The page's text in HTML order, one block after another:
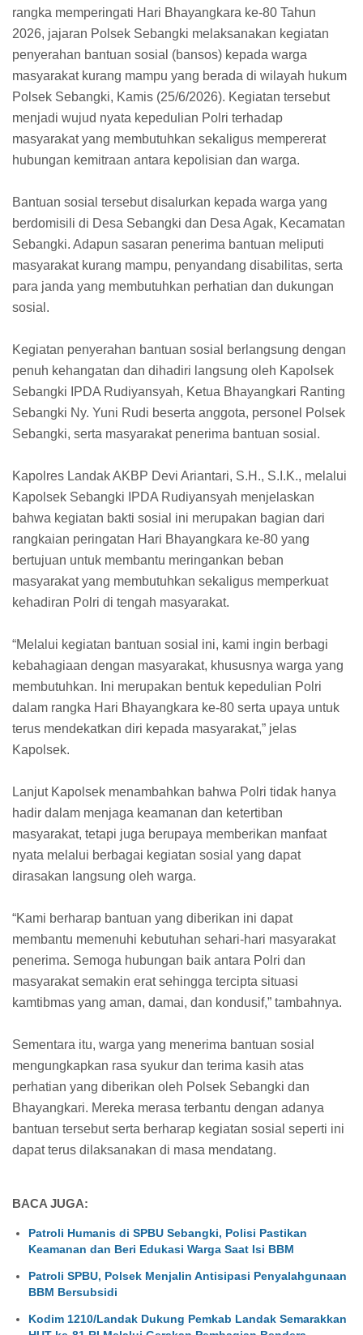
rangka memperingati Hari Bhayangkara ke-80 Tahun
2026, jajaran Polsek Sebangki melaksanakan kegiatan
penyerahan bantuan sosial (bansos) kepada warga
masyarakat kurang mampu yang berada di wilayah hukum
Polsek Sebangki, Kamis (25/6/2026). Kegiatan tersebut
menjadi wujud nyata kepedulian Polri terhadap
masyarakat yang membutuhkan sekaligus mempererat
hubungan kemitraan antara kepolisian dan warga.
Bantuan sosial tersebut disalurkan kepada warga yang
berdomisili di Desa Sebangki dan Desa Agak, Kecamatan
Sebangki. Adapun sasaran penerima bantuan meliputi
masyarakat kurang mampu, penyandang disabilitas, serta
para janda yang membutuhkan perhatian dan dukungan
sosial.
Kegiatan penyerahan bantuan sosial berlangsung dengan
penuh kehangatan dan dihadiri langsung oleh Kapolsek
Sebangki IPDA Rudiyansyah, Ketua Bhayangkari Ranting
Sebangki Ny. Yuni Rudi beserta anggota, personel Polsek
Sebangki, serta masyarakat penerima bantuan sosial.
Kapolres Landak AKBP Devi Ariantari, S.H., S.I.K., melalui
Kapolsek Sebangki IPDA Rudiyansyah menjelaskan
bahwa kegiatan bakti sosial ini merupakan bagian dari
rangkaian peringatan Hari Bhayangkara ke-80 yang
bertujuan untuk membantu meringankan beban
masyarakat yang membutuhkan sekaligus memperkuat
kehadiran Polri di tengah masyarakat.
“Melalui kegiatan bantuan sosial ini, kami ingin berbagi
kebahagiaan dengan masyarakat, khususnya warga yang
membutuhkan. Ini merupakan bentuk kepedulian Polri
dalam rangka Hari Bhayangkara ke-80 serta upaya untuk
terus mendekatkan diri kepada masyarakat,” jelas
Kapolsek.
Lanjut Kapolsek menambahkan bahwa Polri tidak hanya
hadir dalam menjaga keamanan dan ketertiban
masyarakat, tetapi juga berupaya memberikan manfaat
nyata melalui berbagai kegiatan sosial yang dapat
dirasakan langsung oleh warga.
“Kami berharap bantuan yang diberikan ini dapat
membantu memenuhi kebutuhan sehari-hari masyarakat
penerima. Semoga hubungan baik antara Polri dan
masyarakat semakin erat sehingga tercipta situasi
kamtibmas yang aman, damai, dan kondusif,” tambahnya.
Sementara itu, warga yang menerima bantuan sosial
mengungkapkan rasa syukur dan terima kasih atas
perhatian yang diberikan oleh Polsek Sebangki dan
Bhayangkari. Mereka merasa terbantu dengan adanya
bantuan tersebut serta berharap kegiatan sosial seperti ini
dapat terus dilaksanakan di masa mendatang.
BACA JUGA:
Patroli Humanis di SPBU Sebangki, Polisi Pastikan
Keamanan dan Beri Edukasi Warga Saat Isi BBM
Patroli SPBU, Polsek Menjalin Antisipasi Penyalahgunaan
BBM Bersubsidi
Kodim 1210/Landak Dukung Pemkab Landak Semarakkan